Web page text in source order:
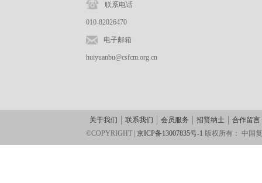
联系电话
010-82026470
电子邮箱
huiyuanbu@csfcm.org.cn
关于我们 联系我们 会员服务 招贤纳士
合作留言
©COPYRIGHT | 京ICP备13007835号-1 版权所有： 中国